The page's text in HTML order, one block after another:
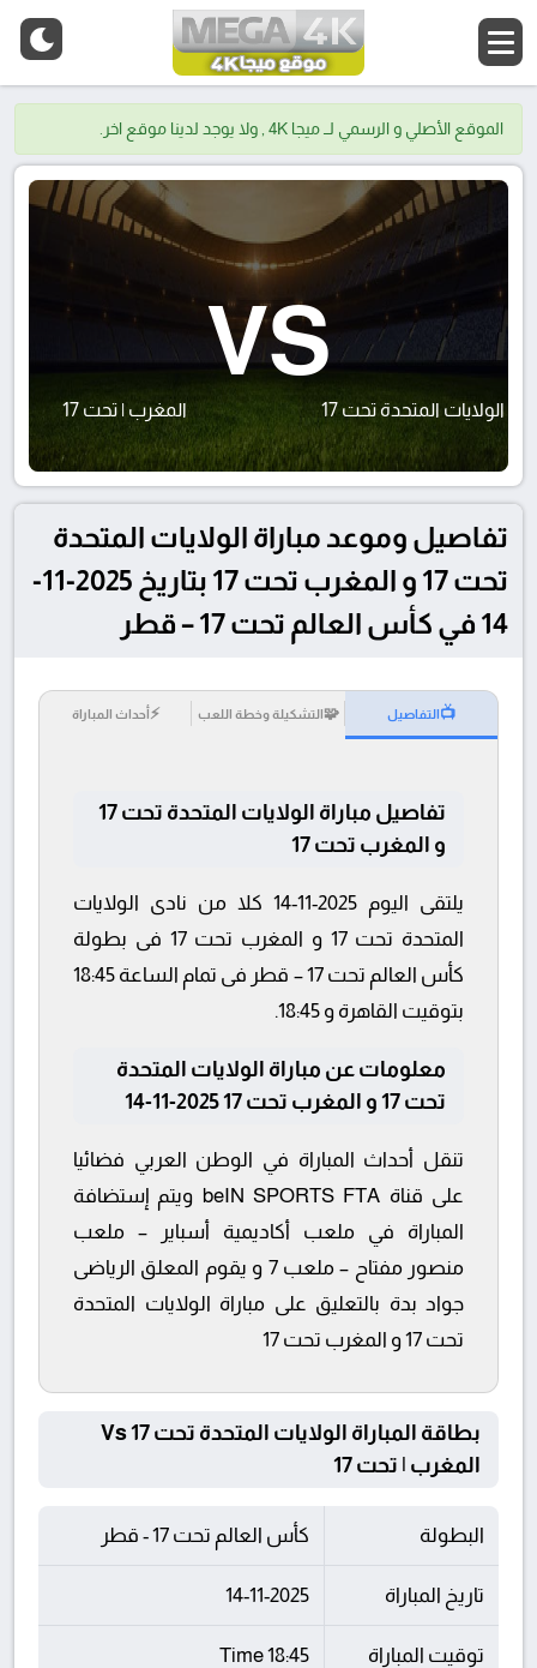
الموقع الأصلي و الرسمي لــ ميجا 4K , ولا يوجد لدينا موقع اخر.
الولايات المتحدة تحت 17
VS
المغرب | تحت 17
تفاصيل وموعد مباراة الولايات المتحدة
تحت 17 و المغرب تحت 17 بتاريخ 2025-11-
14 في كأس العالم تحت 17 – قطر
📺التفاصيل 🧩التشكيلة وخطة اللعب ⚡أحداث المباراة
تفاصيل مباراة الولايات المتحدة تحت 17
و المغرب تحت 17
يلتقى اليوم 2025-11-14 كلا من نادى الولايات
المتحدة تحت 17 و المغرب تحت 17 فى بطولة
كأس العالم تحت 17 – قطر فى تمام الساعة 18:45
بتوقيت القاهرة و 18:45.
معلومات عن مباراة الولايات المتحدة
تحت 17 و المغرب تحت 17 2025-11-14
تنقل أحداث المباراة في الوطن العربي فضائيا
على قناة beIN SPORTS FTA ويتم إستضافة
المباراة في ملعب أكاديمية أسباير – ملعب
منصور مفتاح – ملعب 7 و يقوم المعلق الرياضى
جواد بدة بالتعليق على مباراة الولايات المتحدة
تحت 17 و المغرب تحت 17
بطاقة المباراة الولايات المتحدة تحت 17 Vs
المغرب | تحت 17
البطولة كأس العالم تحت 17 - قطر
تاريخ المباراة 14-11-2025
توقيت المباراة 18:45 Time